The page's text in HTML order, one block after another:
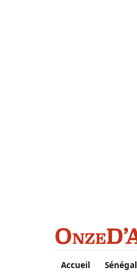
Aller au contenu principal
Accueil Sénégal